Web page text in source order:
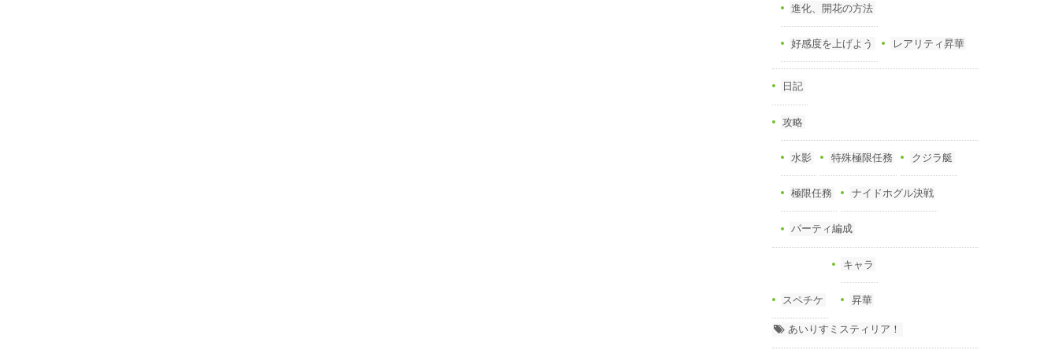
進化、開花の方法
好感度を上げよう レアリティ昇華
日記
攻略
水影 特殊極限任務 クジラ艇
極限任務 ナイドホグル決戦
パーティ編成
スペチケ
キャラ
昇華
あいりすミスティリア！